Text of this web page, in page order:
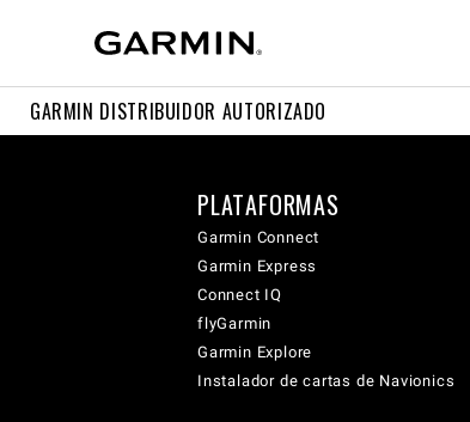
GARMIN DISTRIBUIDOR AUTORIZADO
PLATAFORMAS
Garmin Connect
Garmin Express
Connect IQ
flyGarmin
Garmin Explore
Instalador de cartas de Navionics